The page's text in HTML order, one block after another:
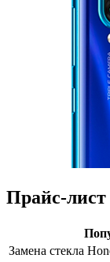
Прайс-
Замена стекла